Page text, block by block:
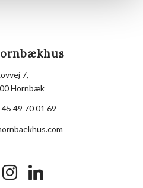
7,
Hornbæk
49 70 01 69
instagramlinkedin